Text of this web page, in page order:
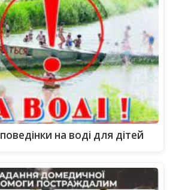
на воді для дітей